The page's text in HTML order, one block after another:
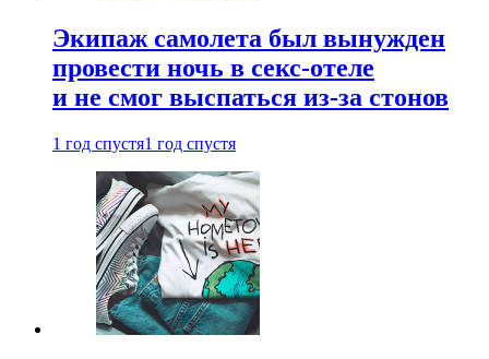
Экипаж самолета был вынужден
провести ночь в секс-отеле
и не смог выспаться из-за стонов
1 год спустя1 год спустя